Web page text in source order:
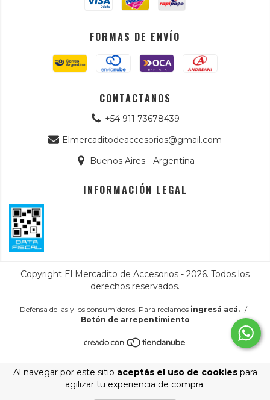
Al navegar por este sitio aceptás el uso de cookiespara
agilizar tu experiencia de compra.
FORMAS DE ENVÍO
CONTACTANOS
+54 911 73678439
Elmercaditodeaccesorios@gmail.com
Buenos Aires - Argentina
INFORMACIÓN LEGAL
Copyright El Mercadito de Accesorios - 2026. Todos los
derechos reservados.
Defensa de las y los consumidores. Para reclamos ingresá acá. /
Botón de arrepentimiento